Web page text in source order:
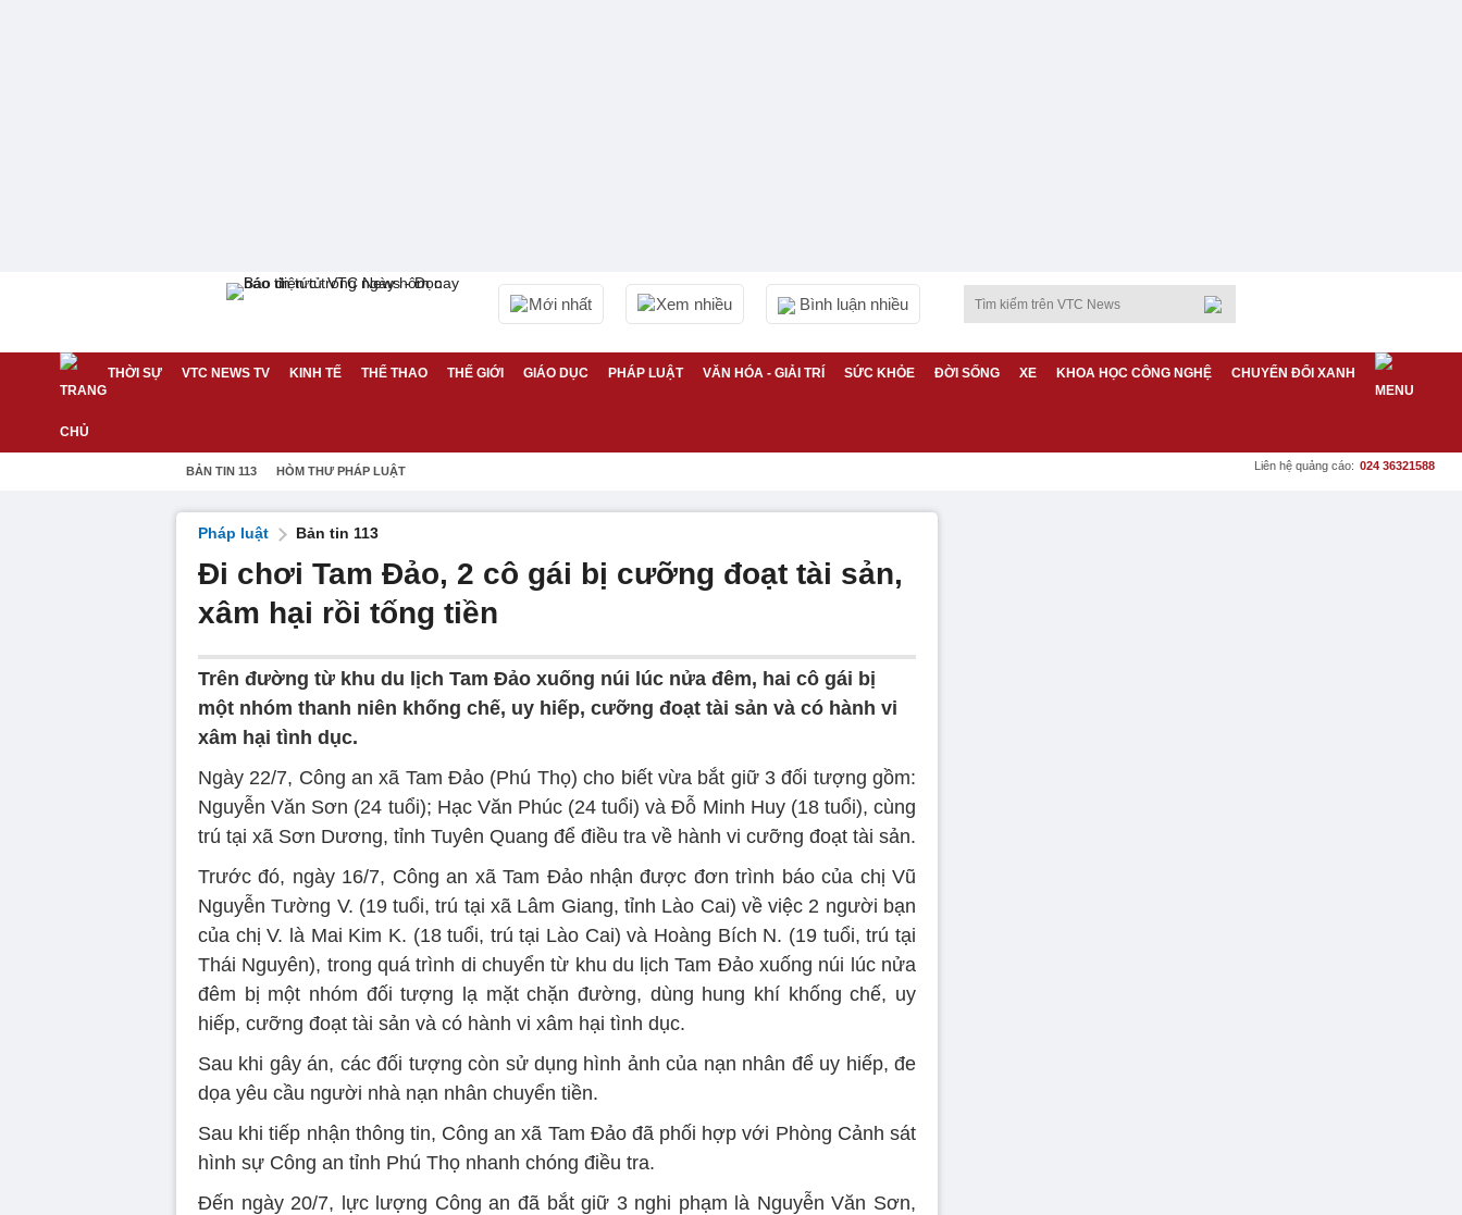
Mới nhất Xem nhiều Bình luận nhiều
THỜI SỰ VTC NEWS TV KINH TẾ THỂ THAO THẾ GIỚI GIÁO DỤC PHÁP LUẬT VĂN HÓA - GIẢI TRÍ SỨC KHỎE ĐỜI SỐNG XE KHOA HỌC CÔNG NGHỆ CHUYỂN ĐỔI XANH
BẢN TIN 113 HÒM THƯ PHÁP LUẬT Liên hệ quảng cáo: 024 36321588
Pháp luật Bản tin 113
Đi chơi Tam Đảo, 2 cô gái bị cưỡng đoạt tài sản,
xâm hại rồi tống tiền
Trên đường từ khu du lịch Tam Đảo xuống núi lúc nửa đêm, hai cô gái bị
một nhóm thanh niên khống chế, uy hiếp, cưỡng đoạt tài sản và có hành vi
xâm hại tình dục.
Ngày 22/7, Công an xã Tam Đảo (Phú Thọ) cho biết vừa bắt giữ 3 đối tượng gồm:
Nguyễn Văn Sơn (24 tuổi); Hạc Văn Phúc (24 tuổi) và Đỗ Minh Huy (18 tuổi), cùng
trú tại xã Sơn Dương, tỉnh Tuyên Quang để điều tra về hành vi cưỡng đoạt tài sản.
Trước đó, ngày 16/7, Công an xã Tam Đảo nhận được đơn trình báo của chị Vũ
Nguyễn Tường V. (19 tuổi, trú tại xã Lâm Giang, tỉnh Lào Cai) về việc 2 người bạn
của chị V. là Mai Kim K. (18 tuổi, trú tại Lào Cai) và Hoàng Bích N. (19 tuổi, trú tại
Thái Nguyên), trong quá trình di chuyển từ khu du lịch Tam Đảo xuống núi lúc nửa
đêm bị một nhóm đối tượng lạ mặt chặn đường, dùng hung khí khống chế, uy
hiếp, cưỡng đoạt tài sản và có hành vi xâm hại tình dục.
Sau khi gây án, các đối tượng còn sử dụng hình ảnh của nạn nhân để uy hiếp, đe
dọa yêu cầu người nhà nạn nhân chuyển tiền.
Sau khi tiếp nhận thông tin, Công an xã Tam Đảo đã phối hợp với Phòng Cảnh sát
hình sự Công an tỉnh Phú Thọ nhanh chóng điều tra.
Đến ngày 20/7, lực lượng Công an đã bắt giữ 3 nghi phạm là Nguyễn Văn Sơn,